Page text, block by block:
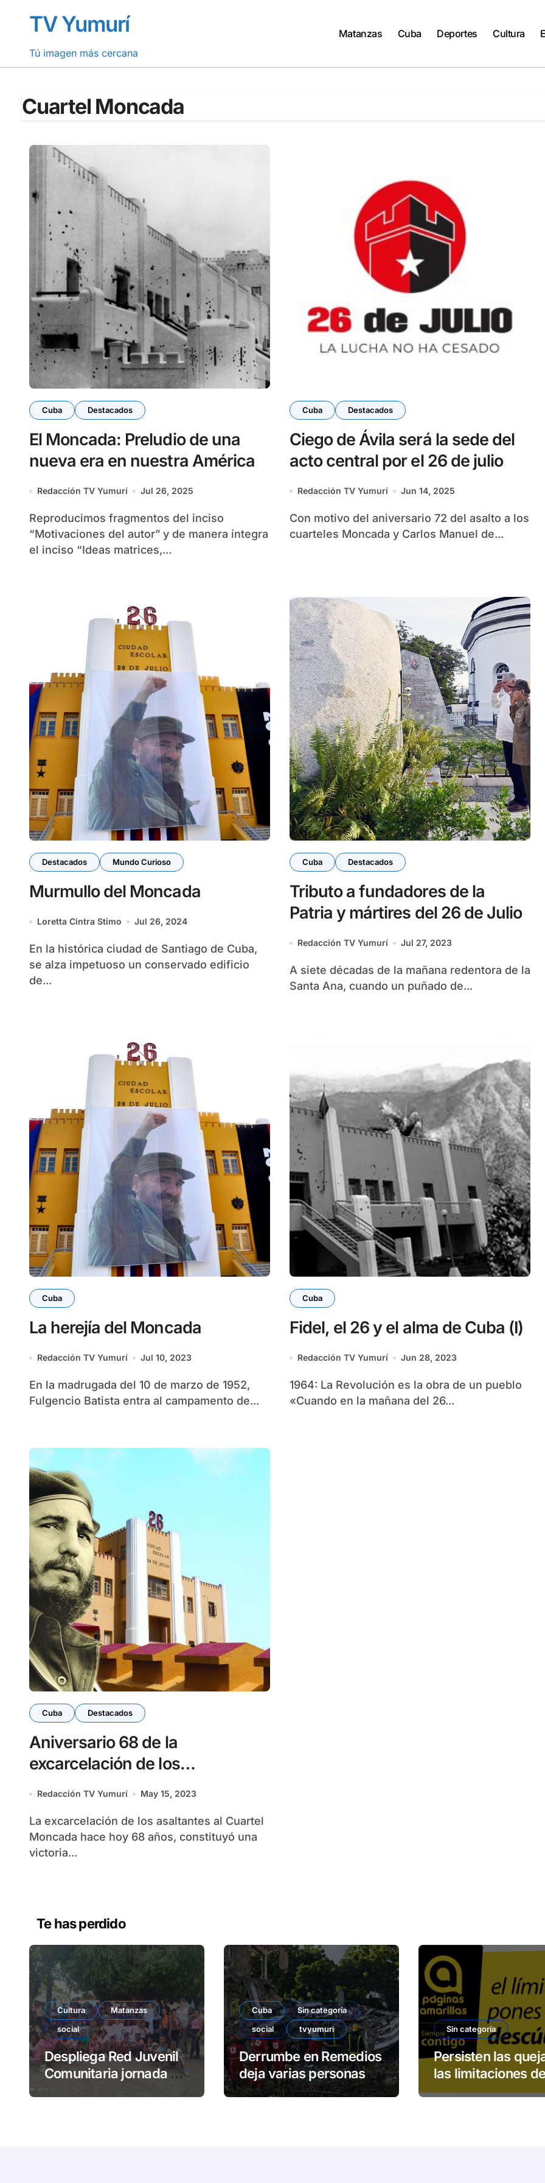
contenidoTV Yumurí
Tú imagen más cercana
Matanzas Cuba Deportes Cultura
Cuartel Moncada
Cuba Destacados
El Moncada: Preludio de una
nueva era en nuestra América
Redacción TV Yumurí Jul 26, 2025
Reproducimos fragmentos del inciso
“Motivaciones del autor” y de manera íntegra
el inciso “Ideas matrices,...
Cuba Destacados
Ciego de Ávila será la sede del
acto central por el 26 de julio
Redacción TV Yumurí Jun 14, 2025
Con motivo del aniversario 72 del asalto a los
cuarteles Moncada y Carlos Manuel de...
Destacados Mundo Curioso
Murmullo del Moncada
Loretta Cintra Stimo Jul 26, 2024
En la histórica ciudad de Santiago de Cuba,
se alza impetuoso un conservado edificio
de...
Cuba Destacados
Tributo a fundadores de la
Patria y mártires del 26 de Julio
Redacción TV Yumurí Jul 27, 2023
A siete décadas de la mañana redentora de la
Santa Ana, cuando un puñado de...
Cuba
La herejía del Moncada
Redacción TV Yumurí Jul 10, 2023
En la madrugada del 10 de marzo de 1952,
Fulgencio Batista entra al campamento de...
Cuba
Fidel, el 26 y el alma de Cuba (I)
Redacción TV Yumurí Jun 28, 2023
1964: La Revolución es la obra de un pueblo
«Cuando en la mañana del 26...
Cuba Destacados
Aniversario 68 de la
excarcelación de los
moncadistas
Redacción TV Yumurí May 15, 2023
La excarcelación de los asaltantes al Cuartel
Moncada hace hoy 68 años, constituyó una
victoria...
Te has perdido
Cultura
Matanzas
social
Despliega Red Juvenil
Comunitaria jornada de
impacto social en
Cuba
Sin categoría
social
tvyumuri
Derrumbe en Remedios
deja varias personas
atrapadas
Sin categoría
Persisten las
las limitaciones
servicio 113 de